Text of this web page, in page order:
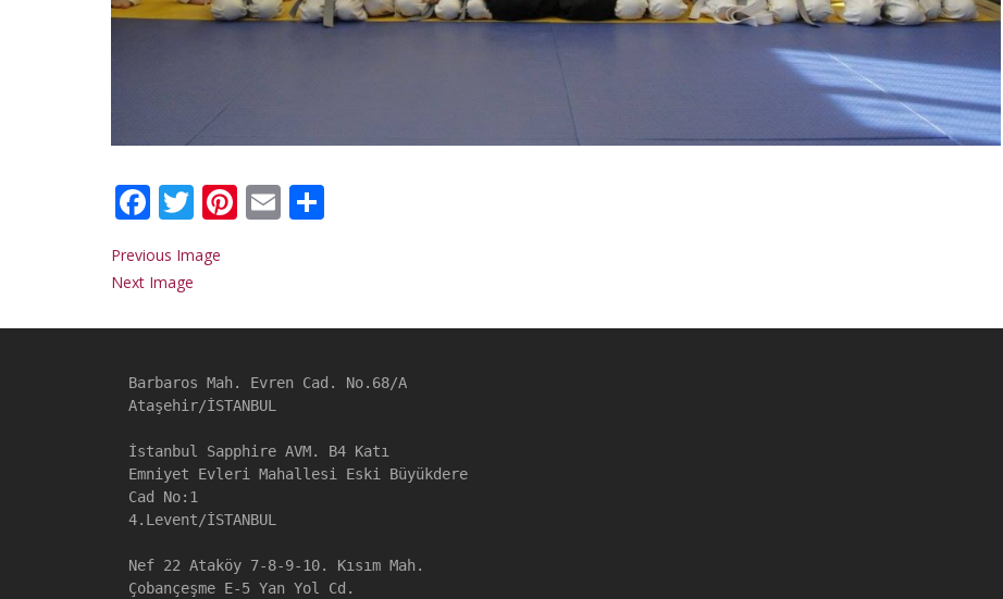
Facebook
Twitter
Pinterest
Email
Previous Image
Next Image
Barbaros Mah. Evren Cad. No.68/A
Ataşehir/İSTANBUL
İstanbul Sapphire AVM. B4 Katı
Emniyet Evleri Mahallesi Eski Büyükdere
Cad No:1
4.Levent/İSTANBUL
Nef 22 Ataköy 7-8-9-10. Kısım Mah.
Çobançeşme E-5 Yan Yol Cd.